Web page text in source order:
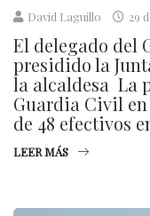
David Laguillo 29
El delegado del
presidido la
la alcaldesa La
Guardia Civil
de 48 efectivos
LEER MÁS